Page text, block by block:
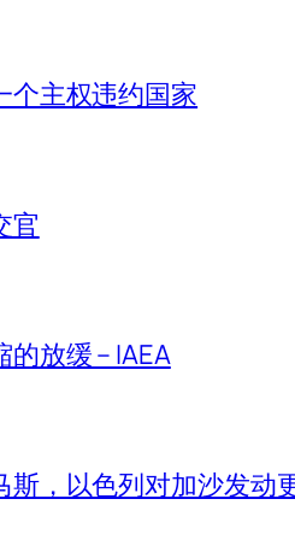
个主权违约国家
官
放缓 – IAEA
，以色列对加沙发动